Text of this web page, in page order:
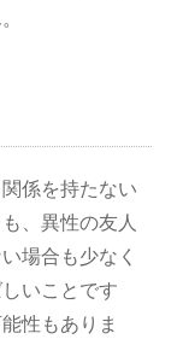
係を持たない
、異性の友人
場合も少なく
いことです
性もありま